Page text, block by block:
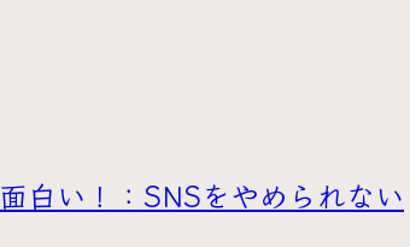
白い！：SNSをやめられない